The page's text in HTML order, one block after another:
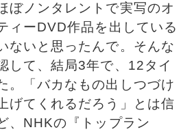
ぼノンタレントで実写のオ
ィーDVD作品を出している
ないと思ったんで。そんな
して、結局3年で、12タイ
。「バカなもの出しつづけ
げてくれるだろう」とは信
、NHKの『トップラン